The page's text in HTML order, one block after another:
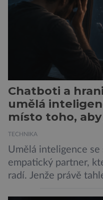
Chatboti a
umělá
místo toho,
TECHNIKA
Umělá inteligence
empatický partner,
radí. Jenže právě